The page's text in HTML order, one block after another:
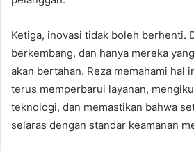
Ketiga, inovasi tidak boleh berhenti.
berkembang, dan hanya mereka
akan bertahan. Reza memahami hal
terus memperbarui layanan,
teknologi, dan memastikan bahwa
selaras dengan standar keamanan